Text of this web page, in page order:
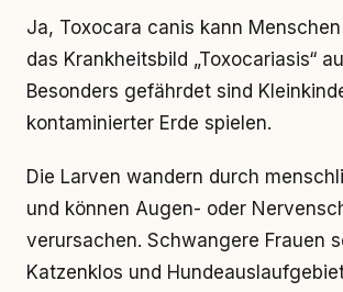
Ja, Toxocara canis kann
das Krankheitsbild „Toxocariasis“
Besonders gefährdet sind
kontaminierter Erde spielen.
Die Larven wandern durch
und können Augen- oder
verursachen. Schwangere Frauen
Katzenklos und